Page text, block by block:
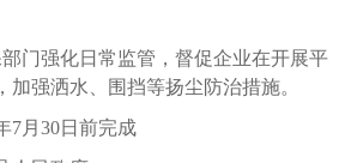
强化日常监管，督促企业在开展平
加强洒水、围挡等扬尘防治措施。
月30日前完成